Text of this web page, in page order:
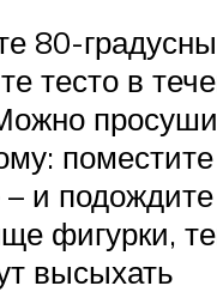
80-
тесто в
– и подождите
фигурки,
высыхать